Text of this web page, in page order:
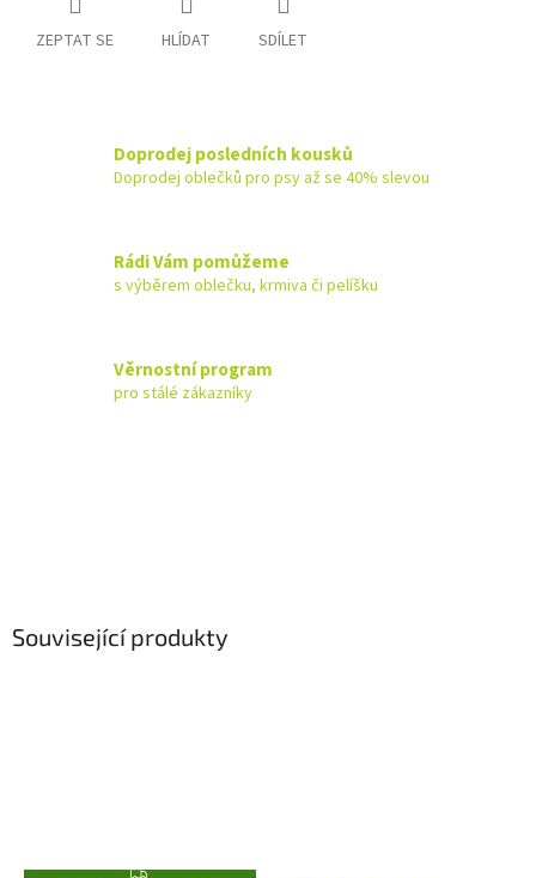
ZEPTAT SE HLÍDAT SDÍLET
Doprodej posledních kousků
Doprodej oblečků pro psy až se 40% slevou
Rádi Vám pomůžeme
s výběrem oblečku, krmiva či pelíšku
Věrnostní program
pro stálé zákazníky
Související produkty
Z